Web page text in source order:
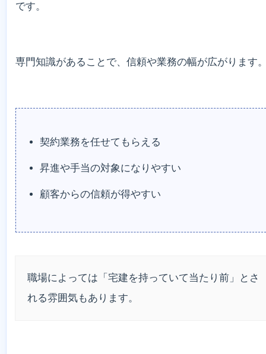
です。
専門知識があることで、信頼や業務の幅が広がります
契約業務を任せてもらえる
昇進や手当の対象になりやすい
顧客からの信頼が得やすい
職場によっては「宅建を持っていて当たり前」とさ
れる雰囲気もあります。